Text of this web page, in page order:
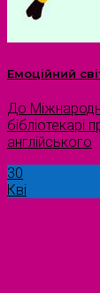
Емоційний
До
бібліотекарі
англійського
30
Кві